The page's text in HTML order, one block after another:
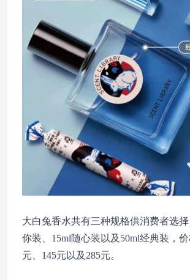
大白兔香水共有三种规格供消费者选
你装、15ml随心装以及50ml经典装，
元、145元以及285元。